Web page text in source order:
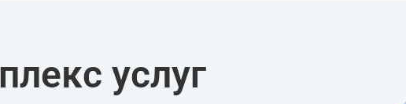
услуг